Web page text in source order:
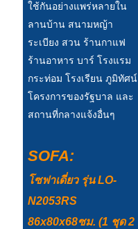
ใช้กันอย่างแพร่หลายใน
ลานบ้าน สนามหญ้า
ระเบียง สวน ร้านกาแฟ
ร้านอาหาร บาร์ โรงแรม
กระท่อม โรงเรียน ภูมิทัศน์
โครงการของรัฐบาล และ
สถานที่กลางแจ้งอื่นๆ
SOFA:
โซฟาเดี่ยว รุ่น LO-
N2053RS
86x80x68ซม. (1 ชุด 2